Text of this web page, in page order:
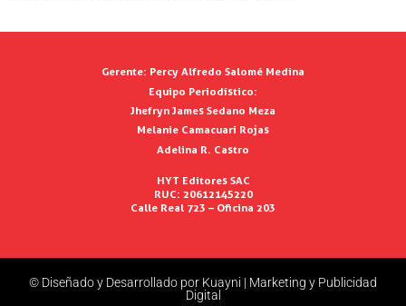
Gerente: Percy Alfredo Salomé Medina
Equipo Periodístico:
Jhefryn James Sedano Meza
Melanie Camacuari Rojas
Adelina R. Castro
HYT Editores SAC
RUC: 20612145220
Calle Real 723 – Oficina 203
© Diseñado y Desarrollado por Kuayni | Marketing y Publicidad
Digital